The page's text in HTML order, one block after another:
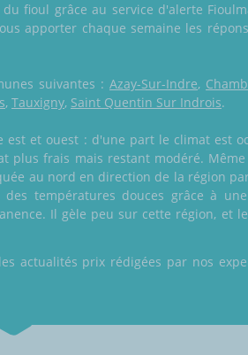
fioul grâce au service d'alerte
apporter chaque semaine les
suivantes : Azay-Sur-Indre,
, Tauxigny, Saint Quentin Sur Indrois.
est et ouest : d'une part le climat est
frais mais restant modéré.
au nord en direction de la région
températures douces grâce à
Il gèle peu sur cette région, et
actualités prix rédigées par nos